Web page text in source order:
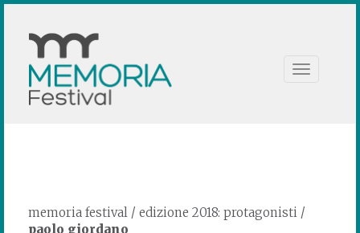
Toggle
memoria festival / edizione 2018: protagonisti /
paolo giordano